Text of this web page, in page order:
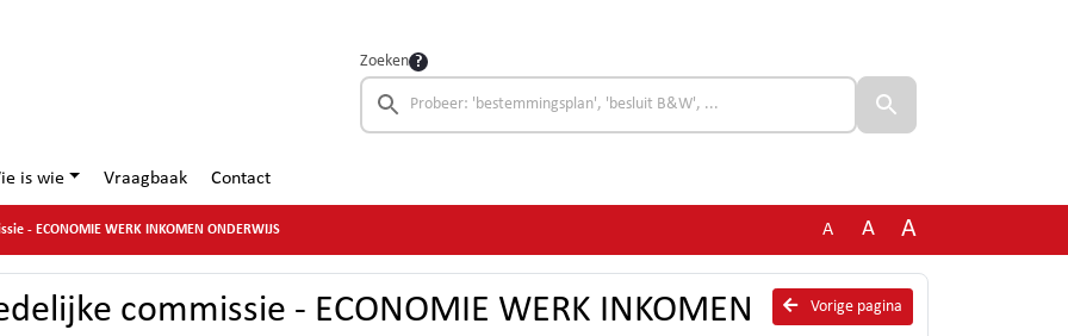
Zoeken
is wie Vraagbaak Contact
- ECONOMIE WERK INKOMEN ONDERWIJS A A A
Vorige pagina
commissie - ECONOMIE WERK INKOMEN